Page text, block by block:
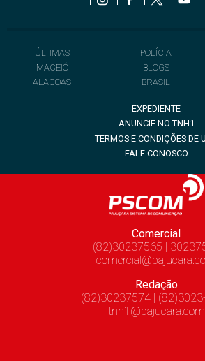
ÚLTIMAS
MACEIÓ
ALAGOAS
POLÍCIA
BLOGS
BRASIL
EXPEDIENTE
ANUNCIE NO TNH1
TERMOS E CONDIÇÕES DE
FALE CONOSCO
Comercial
(82)30237565 |
Redação
(82)30237574 |
tnh1@pajucara.com